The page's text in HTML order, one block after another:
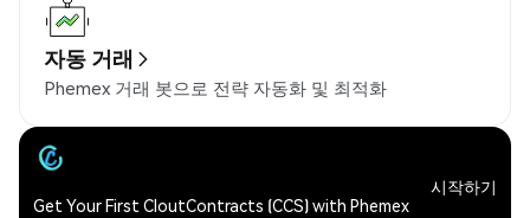
자동 거래
Phemex 거래 봇으로 전략 자동화 및 최적화
Get Your First CloutContracts (CCS) with Phemex
시작하기